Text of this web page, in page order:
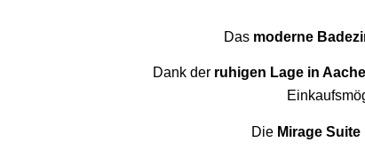
Das moderne
Dank der ruhigen Lage in
Die Mirage Suite